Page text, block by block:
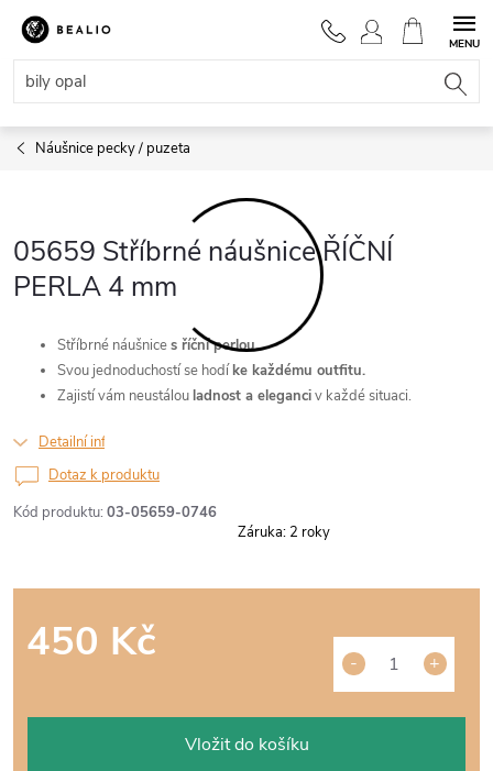
Přejít
obsah
NÁKUPNÍ
KOŠÍK
Náušnice pecky / puzeta
05659 Stříbrné náušnice ŘÍČNÍ
PERLA 4 mm
Kód produktu: 03-05659-0746
Stříbrné náušnices říční perlou.
Svou jednoduchostí se hodíke každému outfitu.
Zajistí vám neustálouladnost a eleganciv každé situaci.
Detailní informace
450 Kč
Vložit do košíku
Dotaz k produktu
Záruka: 2 roky